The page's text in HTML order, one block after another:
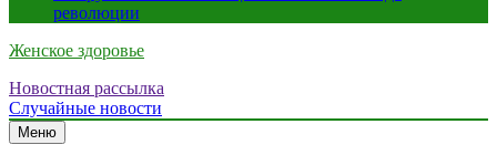
революции
Женское здоровье
Новостная рассылка
Случайные новости
Меню